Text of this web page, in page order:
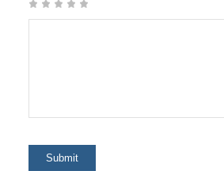
1
2
3
4
5